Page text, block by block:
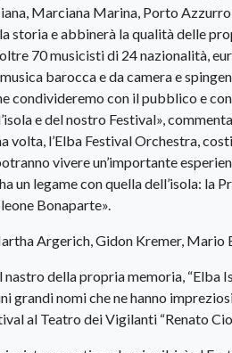
Marciana Marina, Porto
storia e abbinerà la qualità delle
70 musicisti di 24 nazionalità,
barocca e da camera e
condivideremo con il pubblico e
e del nostro Festival»,
volta, l’Elba Festival Orchestra,
vivere un’importante
un legame con quella dell’isola: la
Bonaparte».
Argerich, Gidon Kremer, Mario
della propria memoria, “Elba
grandi nomi che ne hanno
al Teatro dei Vigilanti “Renato